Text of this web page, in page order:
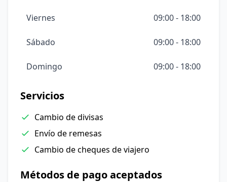
Viernes 09:00 - 18:00
Sábado 09:00 - 18:00
Domingo 09:00 - 18:00
Servicios
Cambio de divisas
Envío de remesas
Cambio de cheques de viajero
Métodos de pago aceptados